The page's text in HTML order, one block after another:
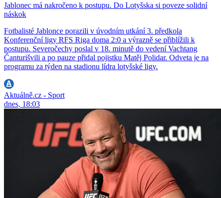
Jablonec má nakročeno k postupu. Do Lotyšska si poveze solidní
náskok
Fotbalisté Jablonce porazili v úvodním utkání 3. předkola
Konferenční ligy RFS Riga doma 2:0 a výrazně se přiblížili k
postupu. Severočechy poslal v 18. minutě do vedení Vachtang
Čanturišvili a po pauze přidal pojistku Matěj Polidar. Odveta je na
programu za týden na stadionu lídra lotyšské ligy.
Aktuálně.cz - Sport
dnes, 18:03